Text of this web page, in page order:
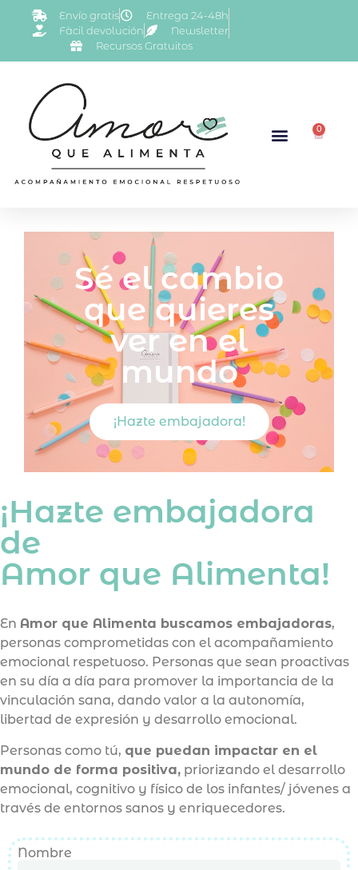
Envío gratis
Entrega 24-48h
Fàcil devolución
Newsletter
Recursos Gratuitos
0
Sé el cambio
que quieres
ver en el
mundo
¡Hazte embajadora!
¡Hazte embajadora
de
Amor que Alimenta!
En Amor que Alimenta buscamos embajadoras,
personas comprometidas con el acompañamiento
emocional respetuoso. Personas que sean proactivas
en su día a día para promover la importancia de la
vinculación sana, dando valor a la autonomía,
libertad de expresión y desarrollo emocional.
Personas como tú, que puedan impactar en el
mundo de forma positiva, priorizando el desarrollo
emocional, cognitivo y físico de los infantes/ jóvenes a
través de entornos sanos y enriquecedores.
Nombre